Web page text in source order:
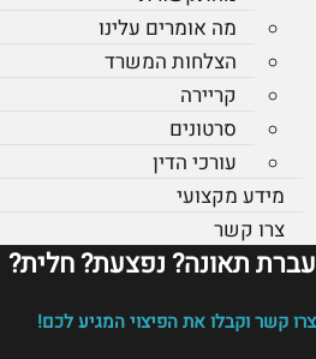
מה אומרים עלינו
הצלחות המשרד
קריירה
סרטונים
עורכי הדין
מידע מקצועי
צרו קשר
עברת תאונה? נפצעת? חלית?​
צרו קשר וקבלו את הפיצוי המגיע לכם!